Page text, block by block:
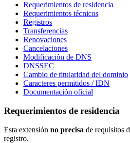
Requerimientos de residencia
Requerimientos técnicos
Registros
Transferencias
Renovaciones
Cancelaciones
Modificación de DNS
DNSSEC
Cambio de titularidad del dominio
Caracteres permitidos / IDN
Documentación oficial
Requerimientos de residencia
Esta extensión no precisa de requisitos
registro.